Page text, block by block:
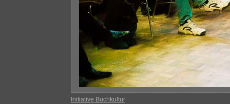
Initiative Buchkultur